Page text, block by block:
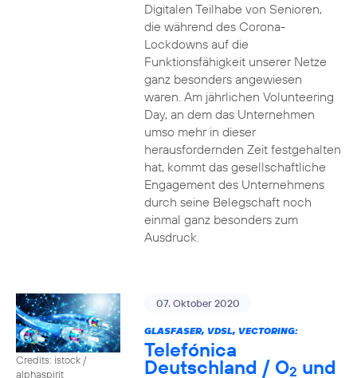
Digitalen Teilhabe von Senioren,
die während des Corona-
Lockdowns auf die
Funktionsfähigkeit unserer Netze
ganz besonders angewiesen
waren. Am jährlichen Volunteering
Day, an dem das Unternehmen
umso mehr in dieser
herausfordernden Zeit festgehalten
hat, kommt das gesellschaftliche
Engagement des Unternehmens
durch seine Belegschaft noch
einmal ganz besonders zum
Ausdruck.
Credits: istock /
alphaspirit
07. Oktober 2020
GLASFASER, VDSL, VECTORING:
Telefónica
Deutschland / O2 und